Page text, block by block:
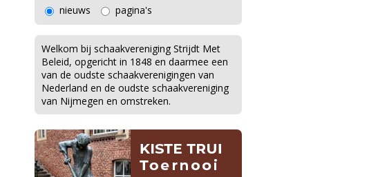
nieuws pagina's
Welkom bij schaakvereniging Strijdt Met
Beleid, opgericht in 1848 en daarmee een
van de oudste schaakverenigingen van
Nederland en de oudste schaakvereniging
van Nijmegen en omstreken.